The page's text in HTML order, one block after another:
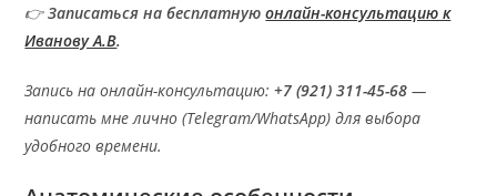
👉Записаться на бесплатнуюонлайн-консультацию к
Иванову А.В.
Запись на онлайн-консультацию:+7 (921) 311-45-68 —
написать мне лично (Telegram/WhatsApp) для выбора
удобного времени.